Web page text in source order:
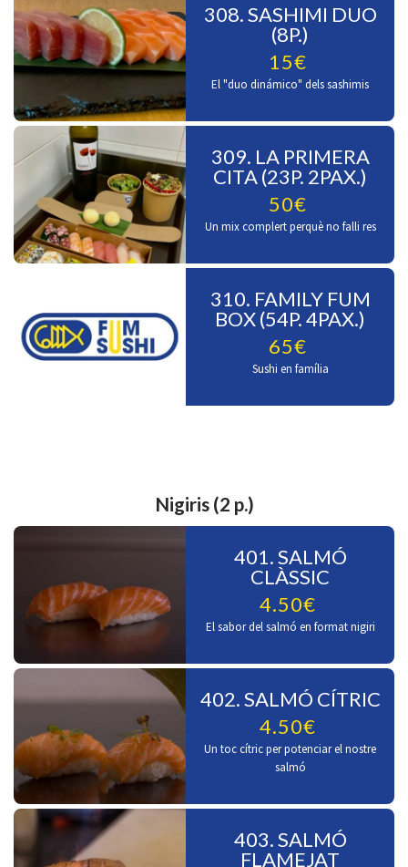
308. SASHIMI DUO
(8P.)
15€
El "duo dinámico" dels sashimis
309. LA PRIMERA
CITA (23P. 2PAX.)
50€
Un mix complert perquè no falli res
310. FAMILY FUM
BOX (54P. 4PAX.)
65€
Sushi en família
Nigiris (2 p.)
401. SALMÓ
CLÀSSIC
4.50€
El sabor del salmó en format nigiri
402. SALMÓ CÍTRIC
4.50€
Un toc cítric per potenciar el nostre
salmó
403. SALMÓ
FLAMEJAT